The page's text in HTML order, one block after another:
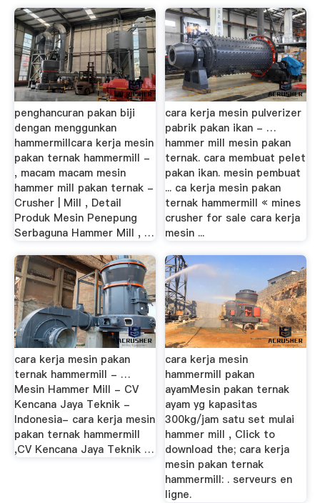
penghancuran pakan biji
dengan menggunkan
hammermillcara kerja mesin
pakan ternak hammermill -
, macam macam mesin
hammer mill pakan ternak -
Crusher | Mill , Detail
Produk Mesin Penepung
Serbaguna Hammer Mill , …
cara kerja mesin pulverizer
pabrik pakan ikan - …
hammer mill mesin pakan
ternak. cara membuat pelet
pakan ikan. mesin pembuat
... ca kerja mesin pakan
ternak hammermill « mines
crusher for sale cara kerja
mesin ...
cara kerja mesin pakan
ternak hammermill - …
Mesin Hammer Mill - CV
Kencana Jaya Teknik -
Indonesia- cara kerja mesin
pakan ternak hammermill
,CV Kencana Jaya Teknik …
cara kerja mesin
hammermill pakan
ayamMesin pakan ternak
ayam yg kapasitas
300kg/jam satu set mulai
hammer mill , Click to
download the; cara kerja
mesin pakan ternak
hammermill: . serveurs en
ligne.